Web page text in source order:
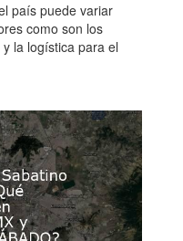
país puede variar
como son los
la logística para el